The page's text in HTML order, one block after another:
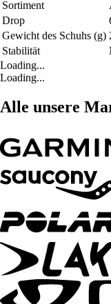
Sortiment
Drop
Gewicht des Schuhs (g)
Stabilität
Loading...
Loading...
Alle unsere